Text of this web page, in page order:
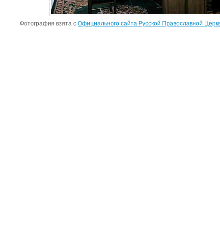
Фотография взята с Официального сайта Русской Православной